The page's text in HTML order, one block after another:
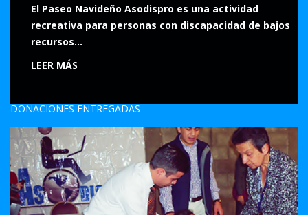
El Paseo Navideño Asodispro es una actividad
recreativa para personas con discapacidad de bajos
recursos...
LEER MÁS
DONACIONES ENTREGADAS